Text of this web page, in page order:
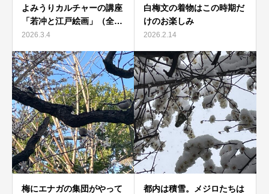
よみうりカルチャーの講座
「若冲と江戸絵画」（全…
2026.3.4
白梅文の着物はこの時期だ
けのお楽しみ
2026.2.14
梅にエナガの集団がやって
都内は積雪。メジロたちは